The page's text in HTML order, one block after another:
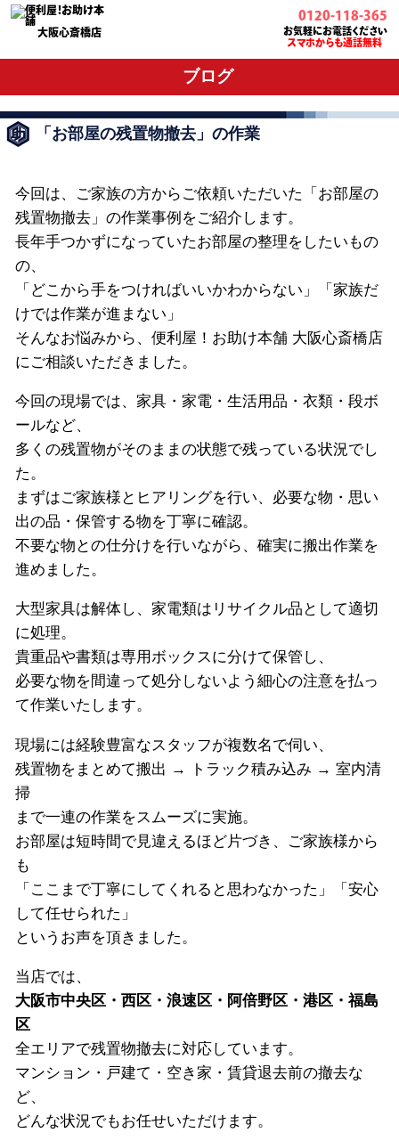
大阪心斎橋店
0120-118-365
お気軽にお電話ください
スマホからも通話無料
ブログ
「お部屋の残置物撤去」の作業
今回は、ご家族の方からご依頼いただいた「お部屋の
残置物撤去」の作業事例をご紹介します。
長年手つかずになっていたお部屋の整理をしたいもの
の、
「どこから手をつければいいかわからない」「家族だ
けでは作業が進まない」
そんなお悩みから、便利屋！お助け本舗 大阪心斎橋店
にご相談いただきました。
今回の現場では、家具・家電・生活用品・衣類・段ボ
ールなど、
多くの残置物がそのままの状態で残っている状況でし
た。
まずはご家族様とヒアリングを行い、必要な物・思い
出の品・保管する物を丁寧に確認。
不要な物との仕分けを行いながら、確実に搬出作業を
進めました。
大型家具は解体し、家電類はリサイクル品として適切
に処理。
貴重品や書類は専用ボックスに分けて保管し、
必要な物を間違って処分しないよう細心の注意を払っ
て作業いたします。
現場には経験豊富なスタッフが複数名で伺い、
残置物をまとめて搬出 → トラック積み込み → 室内清
掃
まで一連の作業をスムーズに実施。
お部屋は短時間で見違えるほど片づき、ご家族様から
も
「ここまで丁寧にしてくれると思わなかった」「安心
して任せられた」
というお声を頂きました。
当店では、
大阪市中央区・西区・浪速区・阿倍野区・港区・福島
区
全エリアで残置物撤去に対応しています。
マンション・戸建て・空き家・賃貸退去前の撤去な
ど、
どんな状況でもお任せいただけます。